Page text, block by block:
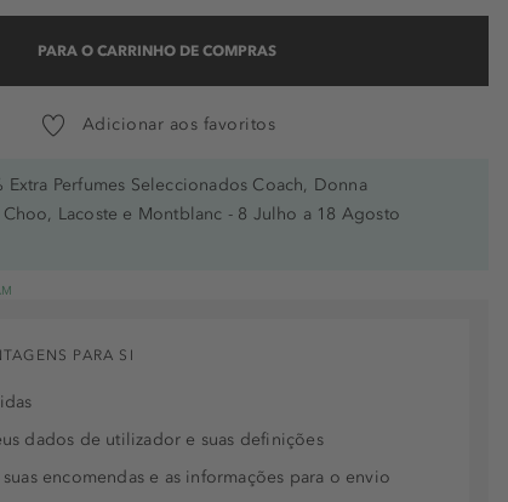
PARA O CARRINHO DE COMPRAS
Adicionar aos favoritos
Extra Perfumes Seleccionados Coach, Donna
Choo, Lacoste e Montblanc - 8 Julho a 18 Agosto
PARA SI
dados de utilizador e suas definições
encomendas e as informações para o envio